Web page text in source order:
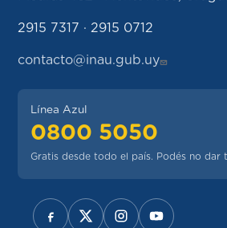
2915 7317 · 2915 0712
contacto@inau.gub.uy
Línea Azul
0800 5050
Gratis desde todo el país. Podés no dar
REDES SOCIALES